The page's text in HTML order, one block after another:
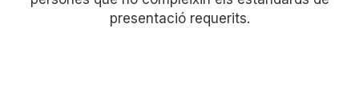
presentació requerits.